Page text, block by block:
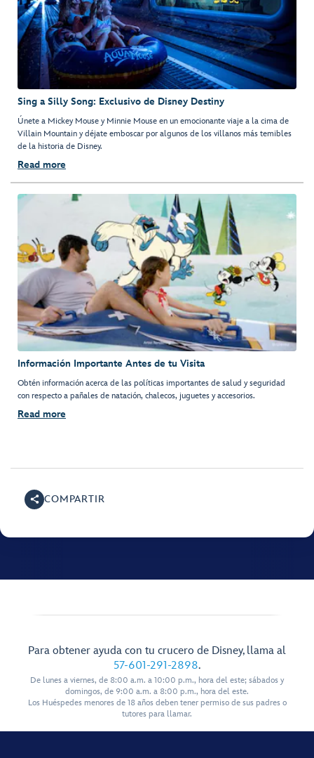
Sing a Silly Song: Exclusivo de Disney Destiny
Únete a Mickey Mouse y Minnie Mouse en un emocionante viaje a la cima de
Villain Mountain y déjate emboscar por algunos de los villanos más temibles
de la historia de Disney.
Read more
Información Importante Antes de tu Visita
Obtén información acerca de las políticas importantes de salud y seguridad
con respecto a pañales de natación, chalecos, juguetes y accesorios.
Read more
COMPARTIR
Para obtener ayuda con tu crucero de Disney, llama al
57-601-291-2898.
De lunes a viernes, de 8:00 a.m. a 10:00 p.m., hora del este; sábados y
domingos, de 9:00 a.m. a 8:00 p.m., hora del este.
Los Huéspedes menores de 18 años deben tener permiso de sus padres o
tutores para llamar.